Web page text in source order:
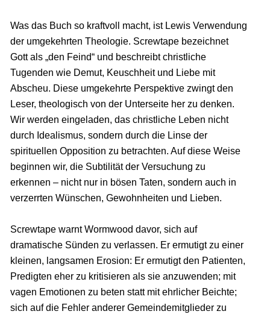
Was das Buch so kraftvoll macht, ist Lewis Verwendung
der umgekehrten Theologie. Screwtape bezeichnet
Gott als „den Feind“ und beschreibt christliche
Tugenden wie Demut, Keuschheit und Liebe mit
Abscheu. Diese umgekehrte Perspektive zwingt den
Leser, theologisch von der Unterseite her zu denken.
Wir werden eingeladen, das christliche Leben nicht
durch Idealismus, sondern durch die Linse der
spirituellen Opposition zu betrachten. Auf diese Weise
beginnen wir, die Subtilität der Versuchung zu
erkennen – nicht nur in bösen Taten, sondern auch in
verzerrten Wünschen, Gewohnheiten und Lieben.
Screwtape warnt Wormwood davor, sich auf
dramatische Sünden zu verlassen. Er ermutigt zu einer
kleinen, langsamen Erosion: Er ermutigt den Patienten,
Predigten eher zu kritisieren als sie anzuwenden; mit
vagen Emotionen zu beten statt mit ehrlicher Beichte;
sich auf die Fehler anderer Gemeindemitglieder zu